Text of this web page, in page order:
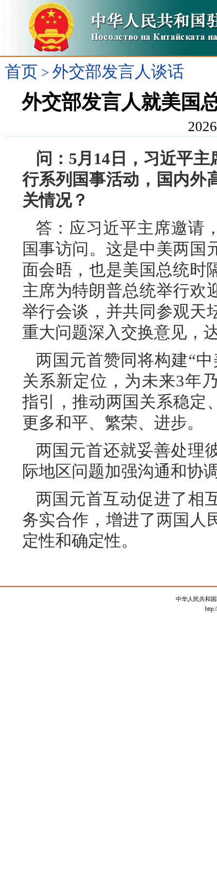
首页 > 外交部发言人谈话
外交部发言人就美国
问：5月14日，习近平
行系列国事活动，国内外
关情况？
答：应习近平主席邀请
国事访问。这是中美两国
面会晤，也是美国总统时
主席为特朗普总统举行欢
举行会谈，并共同参观天
重大问题深入交换意见，
两国元首赞同将构建“
关系新定位，为未来3年
指引，推动两国关系稳定
更多和平、繁荣、进步。
两国元首还就妥善处理
际地区问题加强沟通和协
两国元首互动促进了相
务实合作，增进了两国人
定性和确定性。
中华人民共和